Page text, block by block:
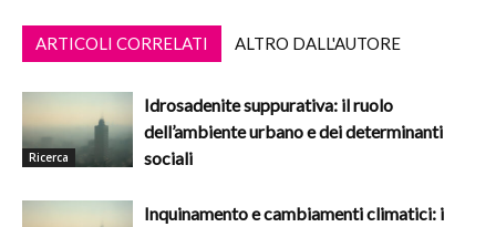
ARTICOLI CORRELATI ALTRO DALL'AUTORE
Ricerca
Idrosadenite suppurativa: il ruolo
dell’ambiente urbano e dei determinanti
sociali
Inquinamento e cambiamenti climatici: i